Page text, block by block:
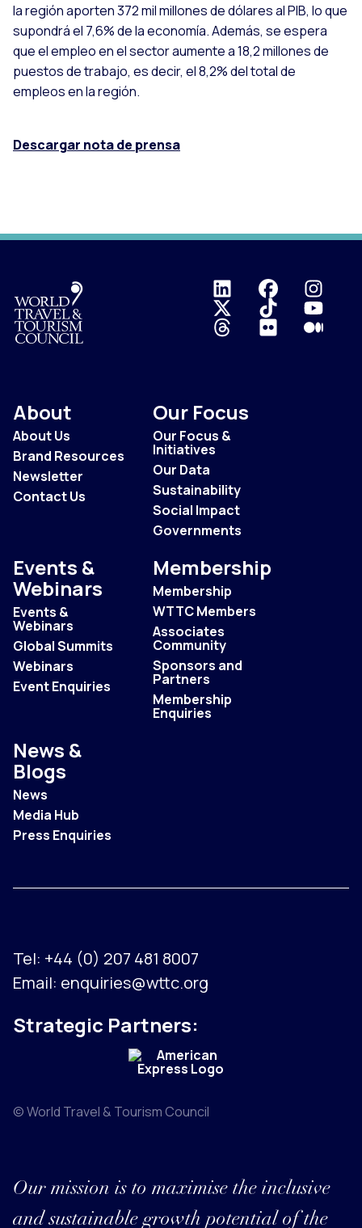
la región aporten 372 mil millones de dólares al PIB, lo que
supondrá el 7,6% de la economía. Además, se espera
que el empleo en el sector aumente a 18,2 millones de
puestos de trabajo, es decir, el 8,2% del total de
empleos en la región.
Descargar nota de prensa
Logo
About
About Us
Brand Resources
Newsletter
Contact Us
Our Focus
Our Focus &
Initiatives
Our Data
Sustainability
Social Impact
Governments
Events &
Webinars
Events &
Webinars
Global Summits
Webinars
Event Enquiries
Membership
Membership
WTTC Members
Associates
Community
Sponsors and
Partners
Membership
Enquiries
News &
Blogs
News
Media Hub
Press Enquiries
Tel: +44 (0) 207 481 8007
Email: enquiries@wttc.org
Strategic Partners:
© World Travel & Tourism Council
Our mission is to maximise the inclusive
and sustainable growth potential of the